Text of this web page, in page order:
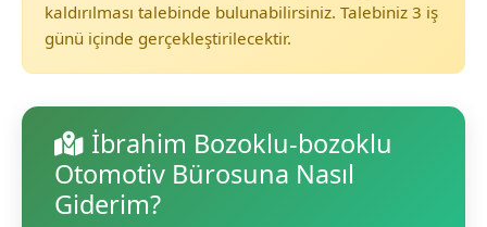
kaldırılması talebinde bulunabilirsiniz. Talebiniz 3 iş
günü içinde gerçekleştirilecektir.
İbrahim Bozoklu-bozoklu
Otomotiv Bürosuna Nasıl
Giderim?